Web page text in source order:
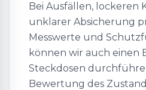
Bei Ausfällen, lockeren
unklarer Absicherung
Messwerte und
können wir auch einen
Steckdosen
Bewertung des